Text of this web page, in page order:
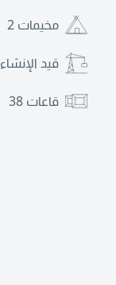
مخيمات 2
قيد الإنشاء
قاعات 38